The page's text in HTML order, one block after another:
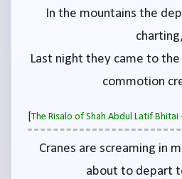
In the mountains the
charting,
Last night they came to
commotion
[The Risalo of Shah Abdul Latif Bhitai
Cranes are screaming in
about to depart